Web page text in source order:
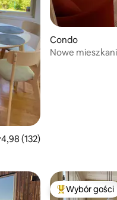
ocena: 4,98 na 5,
4,98 (132)
Condo
Nowe
Wybór gości